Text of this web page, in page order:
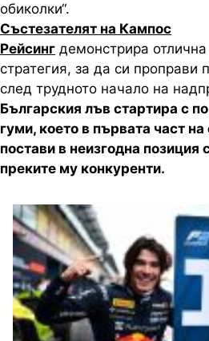
обиколки“.
Състезателят на Кампос
Рейсинг демонстрира
стратегия, за да си проправи
след трудното начало на
Българския лъв стартира с
гуми, което в първата част на
постави в неизгодна позиция
преките му конкуренти.